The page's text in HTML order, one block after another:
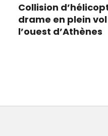
Collision
drame en plein
l’ouest d’Athènes